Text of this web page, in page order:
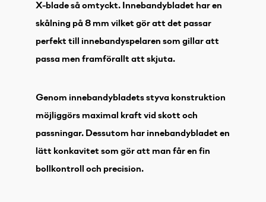
X-blade så omtyckt. Innebandybladet har en
skålning på 8 mm vilket gör att det passar
perfekt till innebandyspelaren som gillar att
passa men framförallt att skjuta.
Genom innebandybladets styva konstruktion
möjliggörs maximal kraft vid skott och
passningar. Dessutom har innebandybladet en
lätt konkavitet som gör att man får en fin
bollkontroll och precision.